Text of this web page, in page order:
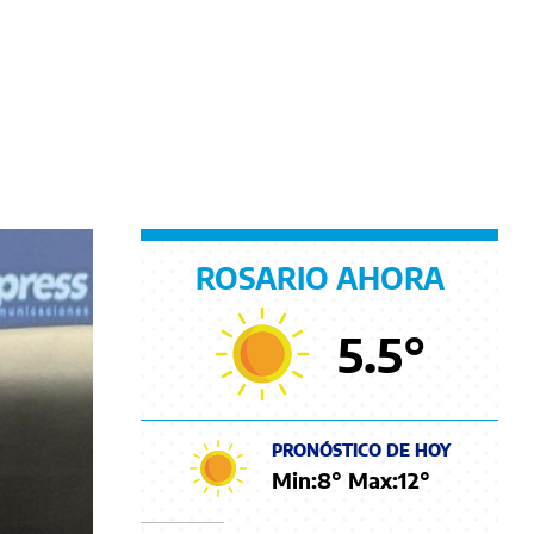
ROSARIO AHORA
5.5°
PRONÓSTICO DE HOY
Min:8° Max:12°